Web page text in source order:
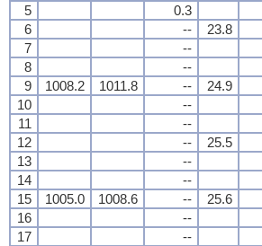
5
0.3
6
-- 23.8
7
--
8
--
9
1008.2 1011.8 -- 24.9
10
--
11
--
12
-- 25.5
13
--
14
--
15
1005.0 1008.6 -- 25.6
16
--
17
--
5
0.3
6
-- 23.8
7
--
8
--
9
1008.2 1011.8 -- 24.9
10
--
11
--
12
-- 25.5
13
--
14
--
15
1005.0 1008.6 -- 25.6
16
--
17
--
5
0.3
6
-- 23.8
7
--
8
--
9
1008.2 1011.8 -- 24.9
10
--
11
--
12
-- 25.5
13
--
14
--
15
1005.0 1008.6 -- 25.6
16
--
17
--
5
0.3
6
-- 23.8
7
--
8
--
9
1008.2 1011.8 -- 24.9
10
--
11
--
12
-- 25.5
13
--
14
--
15
1005.0 1008.6 -- 25.6
16
--
17
--